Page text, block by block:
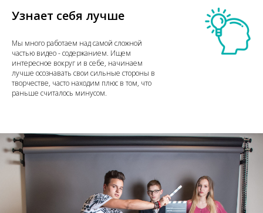
Узнает себя лучше
Мы много работаем над самой сложной
частью видео - содержанием. Ищем
интересное вокруг и в себе, начинаем
лучше осознавать свои сильные стороны в
творчестве, часто находим плюс в том, что
раньше считалось минусом.